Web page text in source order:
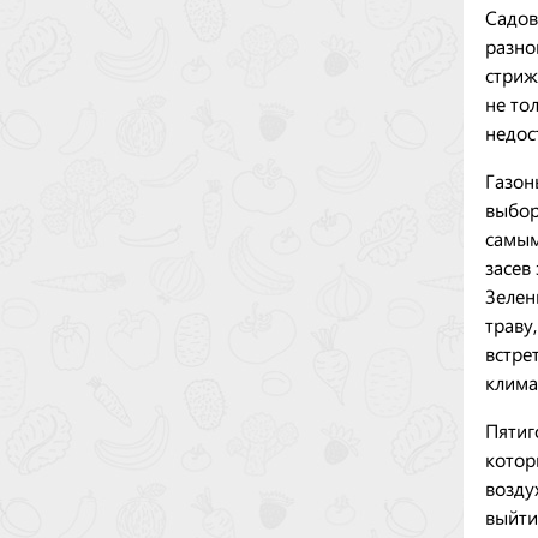
не
засев